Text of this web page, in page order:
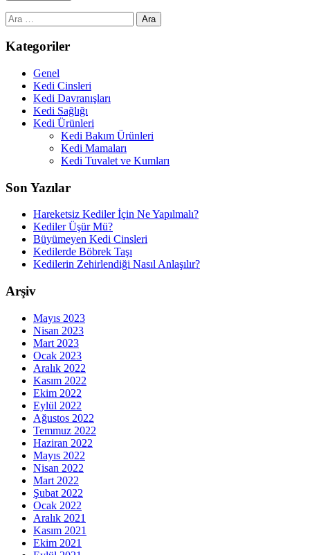
Arama:
Kategoriler
Genel
Kedi Cinsleri
Kedi Davranışları
Kedi Sağlığı
Kedi Ürünleri
Kedi Bakım Ürünleri
Kedi Mamaları
Kedi Tuvalet ve Kumları
Son Yazılar
Hareketsiz Kediler İçin Ne Yapılmalı?
Kediler Üşür Mü?
Büyümeyen Kedi Cinsleri
Kedilerde Böbrek Taşı
Kedilerin Zehirlendiği Nasıl Anlaşılır?
Arşiv
Mayıs 2023
Nisan 2023
Mart 2023
Ocak 2023
Aralık 2022
Kasım 2022
Ekim 2022
Eylül 2022
Ağustos 2022
Temmuz 2022
Haziran 2022
Mayıs 2022
Nisan 2022
Mart 2022
Şubat 2022
Ocak 2022
Aralık 2021
Kasım 2021
Ekim 2021